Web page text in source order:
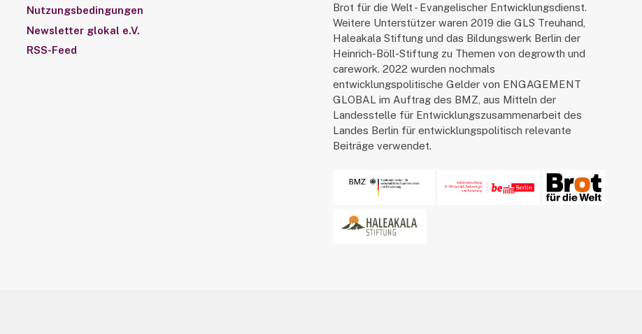
Nutzungsbedingungen
Newsletter glokal e.V.
RSS-Feed
Brot für die Welt - Evangelischer Entwicklungsdienst.
Weitere Unterstützer waren 2019 die GLS Treuhand,
Haleakala Stiftung und das Bildungswerk Berlin der
Heinrich-Böll-Stiftung zu Themen von degrowth und
carework. 2022 wurden nochmals
entwicklungspolitische Gelder von ENGAGEMENT
GLOBAL im Auftrag des BMZ, aus Mitteln der
Landesstelle für Entwicklungszusammenarbeit des
Landes Berlin für entwicklungspolitisch relevante
Beiträge verwendet.